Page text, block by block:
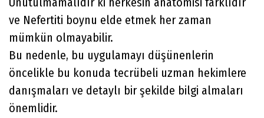
ve Nefertiti boynu elde etmek her zaman
mümkün olmayabilir.
Bu nedenle, bu uygulamayı düşünenlerin
öncelikle bu konuda tecrübeli uzman hekimlere
danışmaları ve detaylı bir şekilde bilgi almaları
önemlidir.